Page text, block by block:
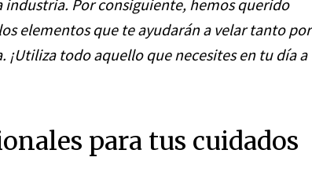
Por consiguiente, hemos querido
elementos que te ayudarán a velar tanto por
todo aquello que necesites en tu día a
para tus cuidados